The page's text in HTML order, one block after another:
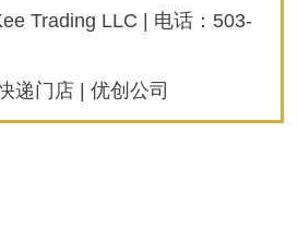
Trading LLC | 电话：503-
递门店 | 优创公司